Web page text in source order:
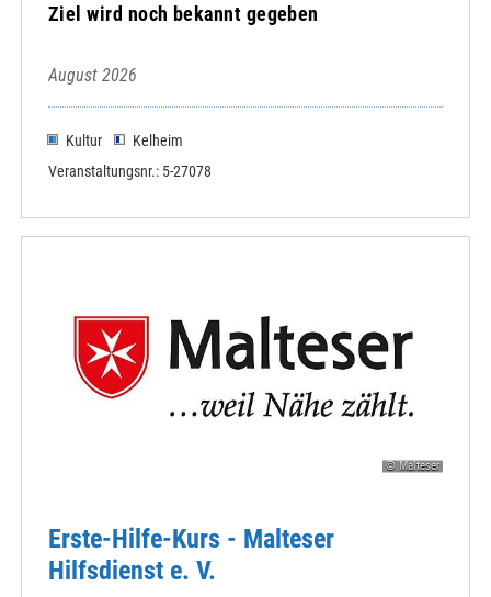
Oberwinkling St. Wolfgang und Waltendorf
Pfelling, St. Margareta
Rain, Expositur Verklärung Christi
Rattenberg, St. Nikolaus
Sallach, St. Nikolaus
Stallwang, St. Michael
Steinach, St.Michael
Straßkirchen, St. Stefan
Straubing, Christkönig
Straubing, St. Peter
Straubing, St. Stephan
Straubing-Ittling, St. Johannes
Ziel wird noch bekannt gegeben
August 2026
Kultur
Kelheim
Veranstaltungsnr.: 5-27078
© Malteser
Erste-Hilfe-Kurs - Malteser
Hilfsdienst e. V.